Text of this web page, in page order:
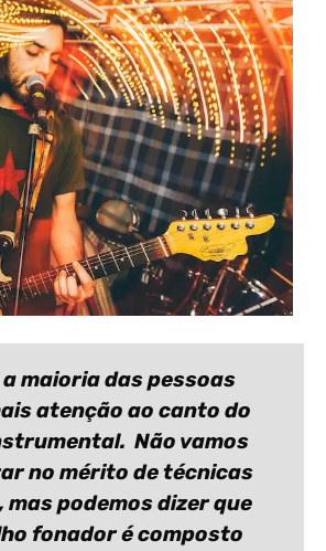
maioria das pessoas
atenção ao canto do
Não vamos
no mérito de técnicas
mas podemos dizer que
fonador é composto